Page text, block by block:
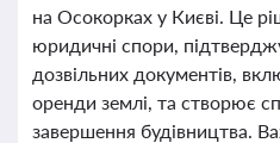
на Осокорках у Києві. Це
юридичні спори,
дозвільних документів,
оренди землі, та створює
завершення будівництва.